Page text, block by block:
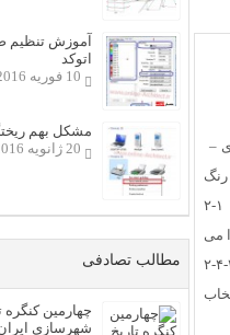
–
رنگ ۲-۱ توصیف رنگ
۳-۱ تلقی معماری از طراحی رنگ – فصل دوم: رنگ و ارتباطات ۱-۲
رنگها را می
بینیم ۴-۲ نظریه رنگ ۱-۴-۲ نظریه رنگ های متضاد اولدهرینگ ۲-۴-۲
۶-۲ ارتباطی بودن نماد رنگ ۷-۲ انتخاب
آموزش
اتوکد
10 فوریه 2016
مشکل بهم
20 ژانویه 2016
مطالب تصادفی
چهارمین کنگره
شهرسازی